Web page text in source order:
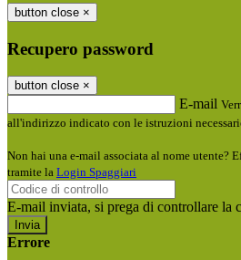
button close ×
Recupero password
button close ×
E-mail
all'indirizzo indicato con le istruzioni
Non hai una e-mail associata al nome utente?
tramite la Login Spaggiari
E-mail inviata, si prega di controllare la
Errore